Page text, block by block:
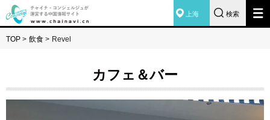
上海 検索
TOP > 飲食 > Revel
カフェ＆バー